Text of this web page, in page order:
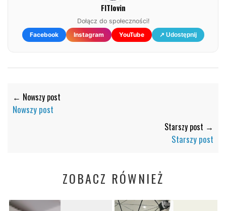
FITlovin
Dołącz do społeczności!
Facebook
Instagram YouTube ↗ Udostępnij
← Nowszy post
Nowszy post
Starszy post →
Starszy post
ZOBACZ RÓWNIEŻ